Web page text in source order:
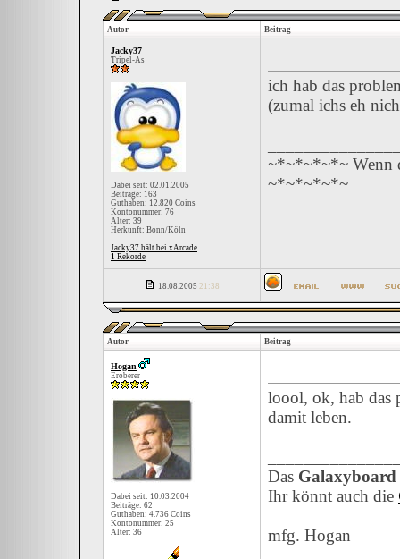
Autor Beitrag
Jacky37
Tripel-As
Dabei seit: 02.01.2005
Beiträge: 163
Guthaben: 12.820 Coins
Kontonummer: 76
Alter: 39
Herkunft: Bonn/Köln
Jacky37 hält bei xArcade
1 Rekorde
ich hab das
(zumal ichs eh
~*~*~*~*~ Wenn
~*~*~*~*~
18.08.2005 21:38
Autor Beitrag
Hogan
Eroberer
Dabei seit: 10.03.2004
Beiträge: 62
Guthaben: 4.736 Coins
Kontonummer: 25
Alter: 36
loool, ok, hab das
damit leben.
Das Galaxyboard
Ihr könnt auch die
mfg. Hogan